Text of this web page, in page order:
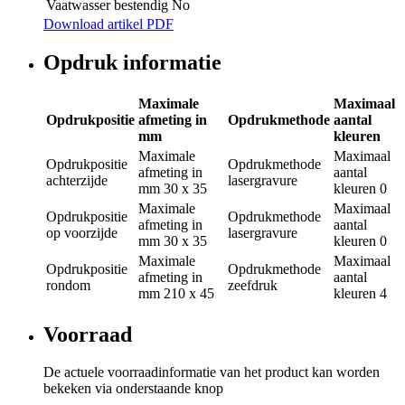
Vaatwasser bestendig No
Download artikel PDF
Opdruk informatie
Opdrukpositie
Maximale
afmeting in
mm
Opdrukmethode
Maximaal
aantal
kleuren
Opdrukpositie
achterzijde
Maximale
afmeting in
mm 30 x 35
Opdrukmethode
lasergravure
Maximaal
aantal
kleuren 0
Opdrukpositie
op voorzijde
Maximale
afmeting in
mm 30 x 35
Opdrukmethode
lasergravure
Maximaal
aantal
kleuren 0
Opdrukpositie
rondom
Maximale
afmeting in
mm 210 x 45
Opdrukmethode
zeefdruk
Maximaal
aantal
kleuren 4
Voorraad
De actuele voorraadinformatie van het product kan worden
bekeken via onderstaande knop